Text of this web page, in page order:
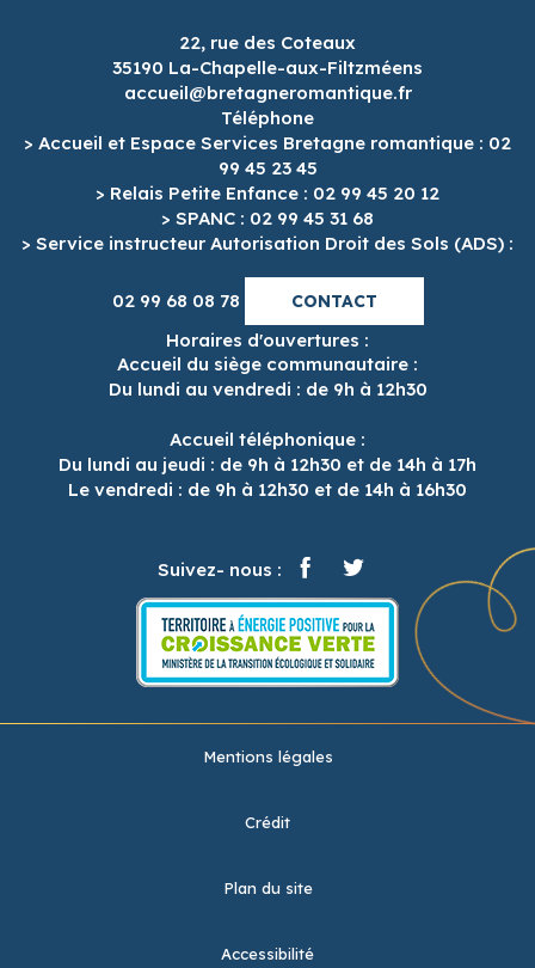
22, rue des Coteaux
35190 La-Chapelle-aux-Filtzméens
accueil@bretagneromantique.fr
Téléphone
> Accueil et Espace Services Bretagne romantique : 02
99 45 23 45
> Relais Petite Enfance : 02 99 45 20 12
> SPANC : 02 99 45 31 68
> Service instructeur Autorisation Droit des Sols (ADS) :
02 99 68 08 78 CONTACT
Horaires d'ouvertures :
Accueil du siège communautaire :
Du lundi au vendredi : de 9h à 12h30
Accueil téléphonique :
Du lundi au jeudi : de 9h à 12h30 et de 14h à 17h
Le vendredi : de 9h à 12h30 et de 14h à 16h30
Suivez- nous :
Mentions légales
Crédit
Plan du site
Accessibilité